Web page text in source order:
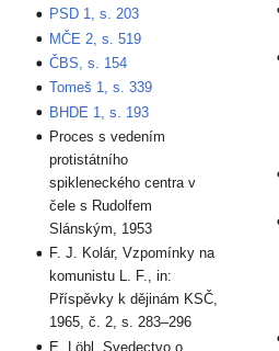
PSD 1, s. 203
MČE 2, s. 519
ČBS, s. 154
Tomeš 1, s. 339
BHDE 1, s. 193
Proces s vedením
protistátního
spikleneckého centra v
čele s Rudolfem
Slánským, 1953
F. J. Kolár, Vzpomínky na
komunistu L. F., in:
Příspěvky k dějinám KSČ,
1965, č. 2, s. 283–296
E. Löbl, Svedectvo o